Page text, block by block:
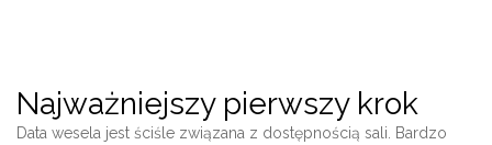
Najważniejszy pierwszy krok
Data wesela jest ściśle związana z dostępnością sali. Bardzo